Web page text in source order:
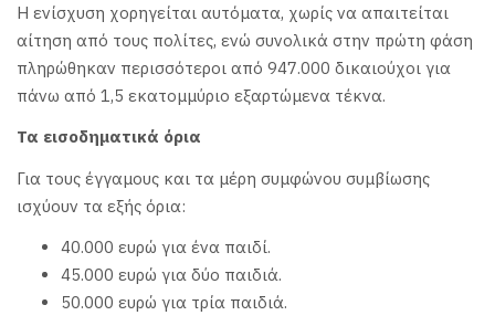
Η ενίσχυση χορηγείται αυτόματα, χωρίς να απαιτείται
αίτηση από τους πολίτες, ενώ συνολικά στην πρώτη φάση
πληρώθηκαν περισσότεροι από 947.000 δικαιούχοι για
πάνω από 1,5 εκατομμύριο εξαρτώμενα τέκνα.
Τα εισοδηματικά όρια
Για τους έγγαμους και τα μέρη συμφώνου συμβίωσης
ισχύουν τα εξής όρια:
40.000 ευρώ για ένα παιδί.
45.000 ευρώ για δύο παιδιά.
50.000 ευρώ για τρία παιδιά.